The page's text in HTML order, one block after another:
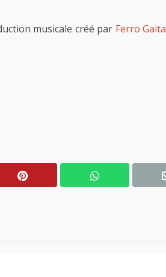
musicale créé par Ferro Gaita